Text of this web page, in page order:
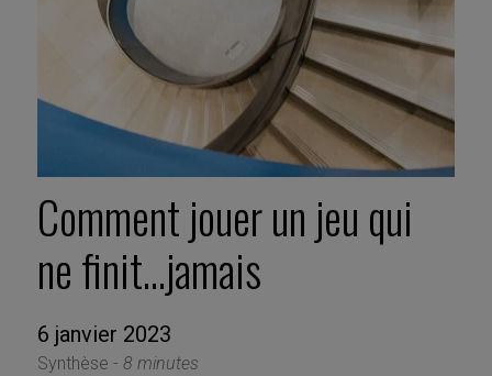
Comment jouer un jeu qui
ne finit…jamais
6 janvier 2023
Synthèse - 8 minutes